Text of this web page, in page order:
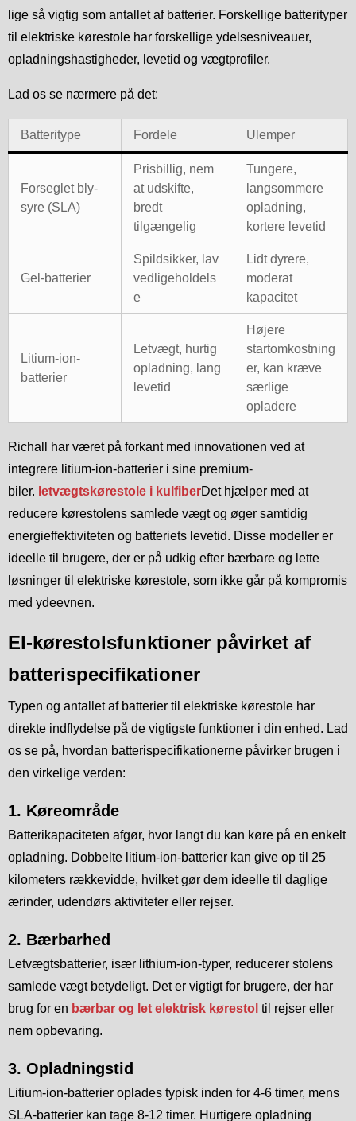
lige så vigtig som antallet af batterier. Forskellige batterityper
til elektriske kørestole har forskellige ydelsesniveauer,
opladningshastigheder, levetid og vægtprofiler.
Lad os se nærmere på det:
Batteritype Fordele Ulemper
Forseglet bly-
syre (SLA)
Prisbillig, nem
at udskifte,
bredt
tilgængelig
Tungere,
langsommere
opladning,
kortere levetid
Gel-batterier
Spildsikker, lav
vedligeholdels
e
Lidt dyrere,
moderat
kapacitet
Litium-ion-
batterier
Letvægt, hurtig
opladning, lang
levetid
Højere
startomkostning
er, kan kræve
særlige
opladere
Richall har været på forkant med innovationen ved at
integrere litium-ion-batterier i sine premium-
biler. letvægtskørestole i kulfiberDet hjælper med at
reducere kørestolens samlede vægt og øger samtidig
energieffektiviteten og batteriets levetid. Disse modeller er
ideelle til brugere, der er på udkig efter bærbare og lette
løsninger til elektriske kørestole, som ikke går på kompromis
med ydeevnen.
El-kørestolsfunktioner påvirket af
batterispecifikationer
Typen og antallet af batterier til elektriske kørestole har
direkte indflydelse på de vigtigste funktioner i din enhed. Lad
os se på, hvordan batterispecifikationerne påvirker brugen i
den virkelige verden:
1. Køreområde
Batterikapaciteten afgør, hvor langt du kan køre på en enkelt
opladning. Dobbelte litium-ion-batterier kan give op til 25
kilometers rækkevidde, hvilket gør dem ideelle til daglige
ærinder, udendørs aktiviteter eller rejser.
2. Bærbarhed
Letvægtsbatterier, især lithium-ion-typer, reducerer stolens
samlede vægt betydeligt. Det er vigtigt for brugere, der har
brug for en bærbar og let elektrisk kørestol til rejser eller
nem opbevaring.
3. Opladningstid
Litium-ion-batterier oplades typisk inden for 4-6 timer, mens
SLA-batterier kan tage 8-12 timer. Hurtigere opladning